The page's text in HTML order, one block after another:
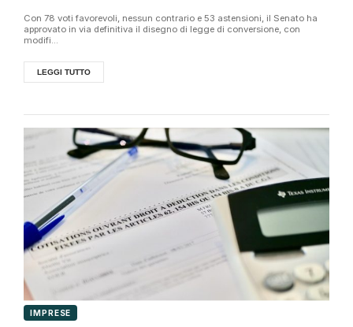
Con 78 voti favorevoli, nessun contrario e 53 astensioni, il Senato ha
approvato in via definitiva il disegno di legge di conversione, con
modifi...
LEGGI TUTTO
IMPRESE